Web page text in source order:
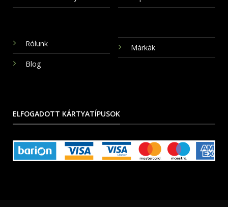
Rólunk
Blog
Márkák
ELFOGADOTT KÁRTYATÍPUSOK